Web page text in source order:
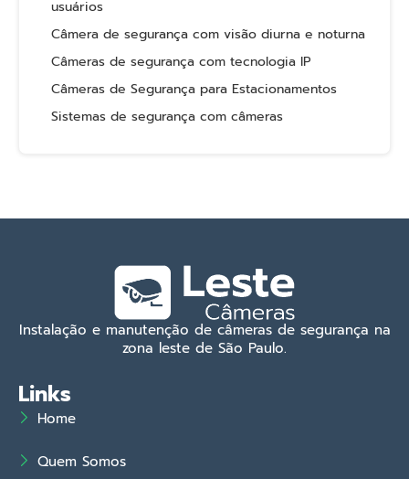
usuários
Câmera de segurança com visão diurna e noturna
Câmeras de segurança com tecnologia IP
Câmeras de Segurança para Estacionamentos
Sistemas de segurança com câmeras
Instalação e manutenção de câmeras de segurança na
zona leste de São Paulo.
Links
Home
Quem Somos